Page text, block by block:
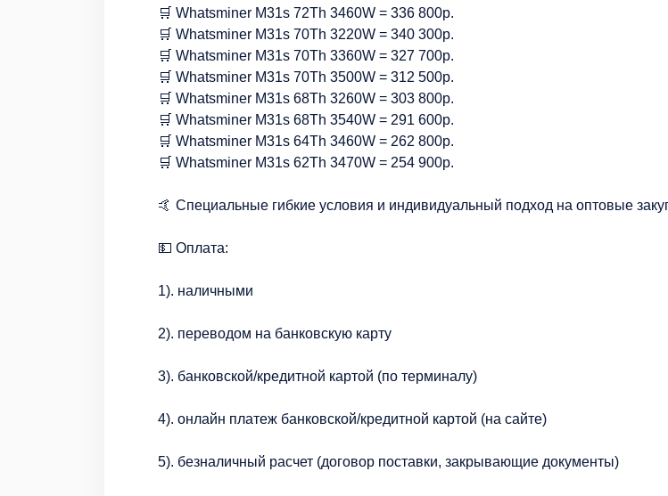
🛒 Whatsminer M31s 72Th 3460W = 336 800р.
🛒 Whatsminer M31s 70Th 3220W = 340 300р.
🛒 Whatsminer M31s 70Th 3360W = 327 700р.
🛒 Whatsminer M31s 70Th 3500W = 312 500р.
🛒 Whatsminer M31s 68Th 3260W = 303 800р.
🛒 Whatsminer M31s 68Th 3540W = 291 600р.
🛒 Whatsminer M31s 64Th 3460W = 262 800р.
🛒 Whatsminer M31s 62Th 3470W = 254 900р.
🤙 Специальные гибкие условия и индивидуальный подход на оптовые
💵 Оплата:
1). наличными
2). переводом на банковскую карту
3). банковской/кредитной картой (по терминалу)
4). онлайн платеж банковской/кредитной картой (на сайте)
5). безналичный расчет (договор поставки, закрывающие документы)